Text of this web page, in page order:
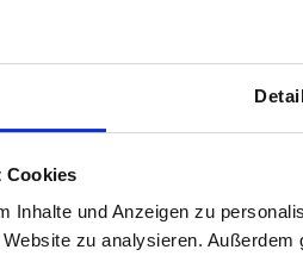
Cookies
Inhalte und Anzeigen zu
zu analysieren.
Abständen mehrmals täglich
D G